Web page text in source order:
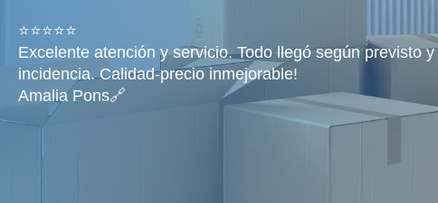
⭐⭐⭐⭐⭐
Excelente atención y servicio. Todo llegó según previsto
incidencia. Calidad-precio inmejorable!
Amalia Pons🔗